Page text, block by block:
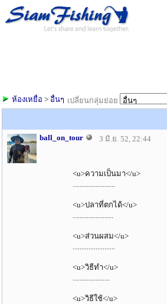
เปลี่ยนกลุ่มย่อย
ห้องเหยื่อ > อื่นๆ
ball_on_tour 3 มิ.ย. 52, 22:44
<u>ความเป็นมา</u>
........................
<u>ปลาที่ตกได้</u>
.......................
<u>ส่วนผสม</u>
........................
<u>วิธีทำ</u>
.....................
<u>วิธีใช้</u>